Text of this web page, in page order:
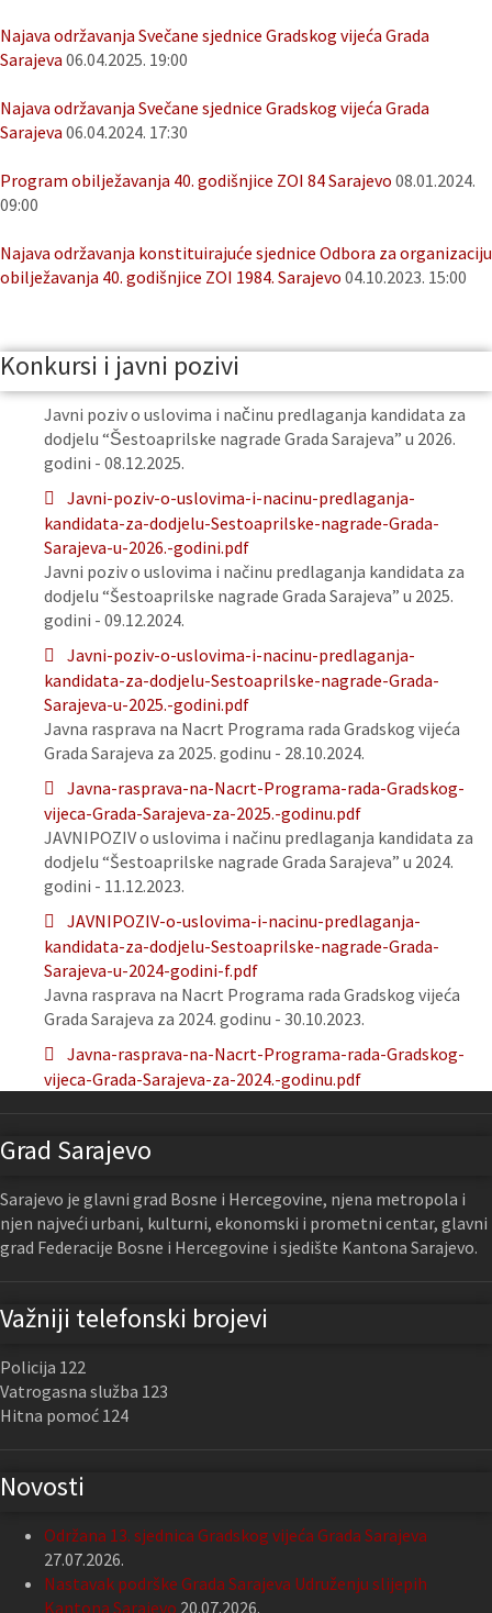
Najava održavanja Svečane sjednice Gradskog vijeća Grada
Sarajeva 06.04.2025. 19:00
Najava održavanja Svečane sjednice Gradskog vijeća Grada
Sarajeva 06.04.2024. 17:30
Program obilježavanja 40. godišnjice ZOI 84 Sarajevo 08.01.2024.
09:00
Najava održavanja konstituirajuće sjednice Odbora za organizaciju
obilježavanja 40. godišnjice ZOI 1984. Sarajevo 04.10.2023. 15:00
Konkursi i javni pozivi
Javni poziv o uslovima i načinu predlaganja kandidata za
dodjelu “Šestoaprilske nagrade Grada Sarajeva” u 2026.
godini - 08.12.2025.
Javni-poziv-o-uslovima-i-nacinu-predlaganja-
kandidata-za-dodjelu-Sestoaprilske-nagrade-Grada-
Sarajeva-u-2026.-godini.pdf
Javni poziv o uslovima i načinu predlaganja kandidata za
dodjelu “Šestoaprilske nagrade Grada Sarajeva” u 2025.
godini - 09.12.2024.
Javni-poziv-o-uslovima-i-nacinu-predlaganja-
kandidata-za-dodjelu-Sestoaprilske-nagrade-Grada-
Sarajeva-u-2025.-godini.pdf
Javna rasprava na Nacrt Programa rada Gradskog vijeća
Grada Sarajeva za 2025. godinu - 28.10.2024.
Javna-rasprava-na-Nacrt-Programa-rada-Gradskog-
vijeca-Grada-Sarajeva-za-2025.-godinu.pdf
JAVNIPOZIV o uslovima i načinu predlaganja kandidata za
dodjelu “Šestoaprilske nagrade Grada Sarajeva” u 2024.
godini - 11.12.2023.
JAVNIPOZIV-o-uslovima-i-nacinu-predlaganja-
kandidata-za-dodjelu-Sestoaprilske-nagrade-Grada-
Sarajeva-u-2024-godini-f.pdf
Javna rasprava na Nacrt Programa rada Gradskog vijeća
Grada Sarajeva za 2024. godinu - 30.10.2023.
Javna-rasprava-na-Nacrt-Programa-rada-Gradskog-
vijeca-Grada-Sarajeva-za-2024.-godinu.pdf
Grad Sarajevo
Sarajevo je glavni grad Bosne i Hercegovine, njena metropola i
njen najveći urbani, kulturni, ekonomski i prometni centar, glavni
grad Federacije Bosne i Hercegovine i sjedište Kantona Sarajevo.
Važniji telefonski brojevi
Policija 122
Vatrogasna služba 123
Hitna pomoć 124
Novosti
Održana 13. sjednica Gradskog vijeća Grada Sarajeva
27.07.2026.
Nastavak podrške Grada Sarajeva Udruženju slijepih
Kantona Sarajevo 20.07.2026.